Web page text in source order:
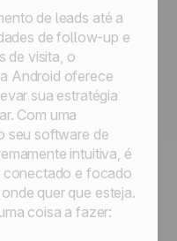
de leads até a
de follow-up e
de visita, o
Android oferece
sua estratégia
Com uma
seu software de
intuitiva, é
conectado e focado
quer que esteja.
coisa a fazer: